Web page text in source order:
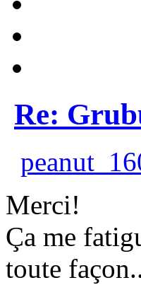
Re:
Merci!
Ça me
toute